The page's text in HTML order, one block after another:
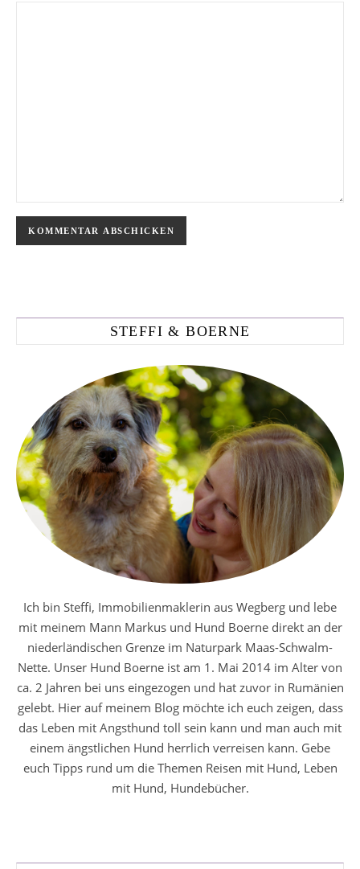
STEFFI & BOERNE
Ich bin Steffi, Immobilienmaklerin aus Wegberg und lebe
mit meinem Mann Markus und Hund Boerne direkt an der
niederländischen Grenze im Naturpark Maas-Schwalm-
Nette. Unser Hund Boerne ist am 1. Mai 2014 im Alter von
ca. 2 Jahren bei uns eingezogen und hat zuvor in Rumänien
gelebt. Hier auf meinem Blog möchte ich euch zeigen, dass
das Leben mit Angsthund toll sein kann und man auch mit
einem ängstlichen Hund herrlich verreisen kann. Gebe
euch Tipps rund um die Themen Reisen mit Hund, Leben
mit Hund, Hundebücher.